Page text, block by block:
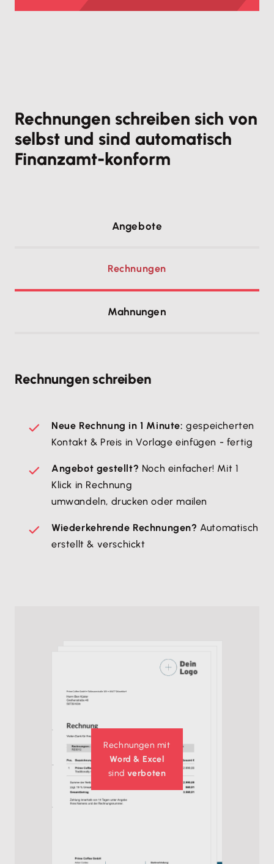
Rechnungen schreiben sich von
selbst und sind automatisch
Finanzamt-konform
Angebote
Rechnungen
Mahnungen
Rechnungen schreiben
Neue Rechnung in 1 Minute:gespeicherten
Kontakt & Preis in Vorlage einfügen - fertig
Angebot gestellt? Noch einfacher! Mit 1
Klick in Rechnung
umwandeln, drucken oder mailen
Wiederkehrende Rechnungen?Automatisch
erstellt & verschickt
Rechnungen mit
Word & Excel
sind verboten